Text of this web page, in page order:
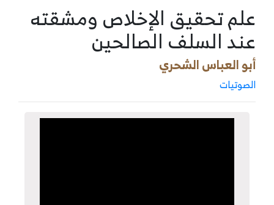
علم تحقيق الإخلاص ومشقته
عند السلف الصالحين
أبو العباس الشحري
الصوتيات